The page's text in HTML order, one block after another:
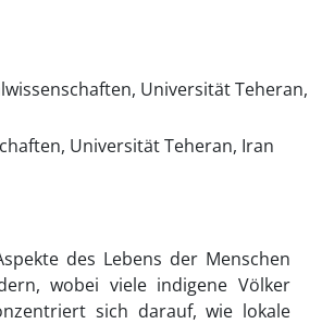
Universität Teheran,
Universität Teheran, Iran
des Lebens der Menschen
wobei viele indigene Völker
sich darauf, wie lokale